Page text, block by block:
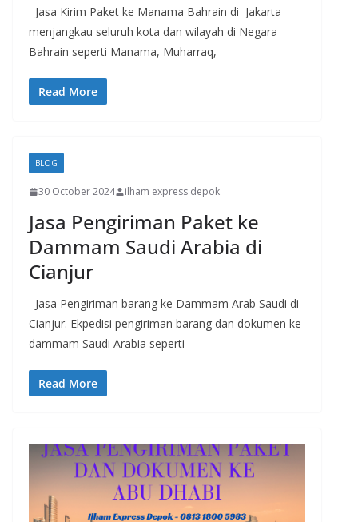
Jasa Kirim Paket ke Manama Bahrain di Jakarta
menjangkau seluruh kota dan wilayah di Negara
Bahrain seperti Manama, Muharraq,
Read More
BLOG
30 October 2024 ilham express depok
Jasa Pengiriman Paket ke
Dammam Saudi Arabia di
Cianjur
Jasa Pengiriman barang ke Dammam Arab Saudi di
Cianjur. Ekpedisi pengiriman barang dan dokumen ke
dammam Saudi Arabia seperti
Read More